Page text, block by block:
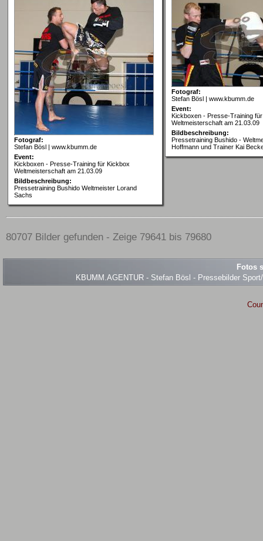
Fotograf:
Stefan Bösl | www.kbumm.de
Event:
Kickboxen - Presse-Training für Kickbox
Weltmeisterschaft am 21.03.09
Bildbeschreibung:
Pressetraining Bushido Weltmeister Lorand
Sachs
Fotograf:
Stefan Bösl | www.kbumm.de
Event:
Kickboxen - Presse-Training
Weltmeisterschaft am 21.03.09
Bildbeschreibung:
Pressetraining Bushido -
Hoffmann und Trainer Kai
80707 Bilder gefunden - Zeige 79641 bis 79680
Fotos
KBUMM.AGENTUR - Stefan Bösl - Pressebilder